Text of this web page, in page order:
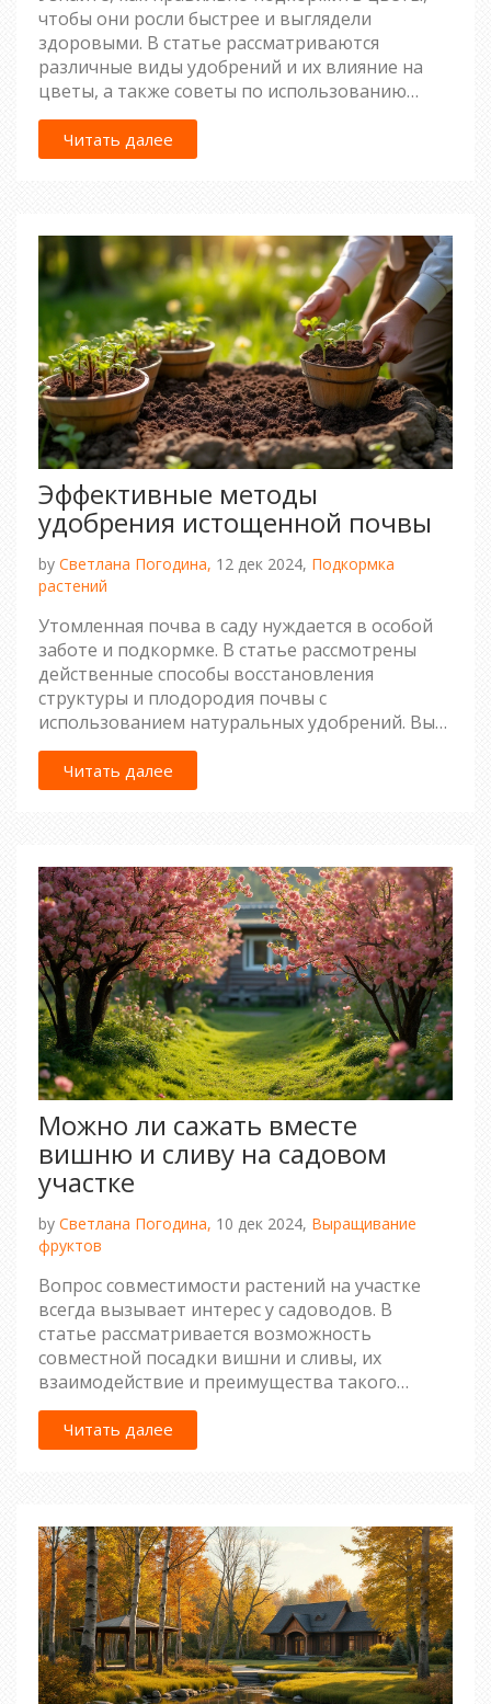
чтобы они росли быстрее и выглядели
здоровыми. В статье рассматриваются
различные виды удобрений и их влияние на
цветы, а также советы по использованию
натуральных и химических подкормок. Кроме
того, предоставляются рекомендации по
применению удобрений в зависимости от
ошибкам в уходе за цветами, которых следует
избегать. Получите полезную информацию и
сделайте ваш сад ярче и пышнее.
Читать далее
Эффективные методы
удобрения истощенной почвы
by Светлана Погодина, 12 дек 2024, Подкормка
растений
Утомленная почва в саду нуждается в особой
заботе и подкормке. В статье рассмотрены
действенные способы восстановления
структуры и плодородия почвы с
использованием натуральных удобрений. Вы
узнаете, как правильно чередовать различные
виды подкормок, чтобы растения получали все
необходимое. Поделиться советами, как
доступные каждому методы удобрения земли.
Читать далее
Можно ли сажать вместе
вишню и сливу на садовом
участке
by Светлана Погодина, 10 дек 2024, Выращивание
фруктов
Вопрос совместимости растений на участке
всегда вызывает интерес у садоводов. В
статье рассматривается возможность
совместной посадки вишни и сливы, их
взаимодействие и преимущества такого
соседства. Также представлены полезные
советы по улучшению их роста и развития.
Читатели узнают, как правильно ухаживать за
Обсуждаются возможные проблемы и решения
при совместной посадке.
Читать далее